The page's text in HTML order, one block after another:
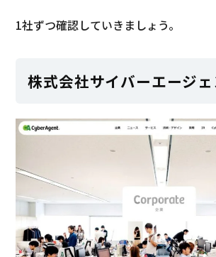
1社ずつ確認していきましょう。
株式会社サイバーエージェ